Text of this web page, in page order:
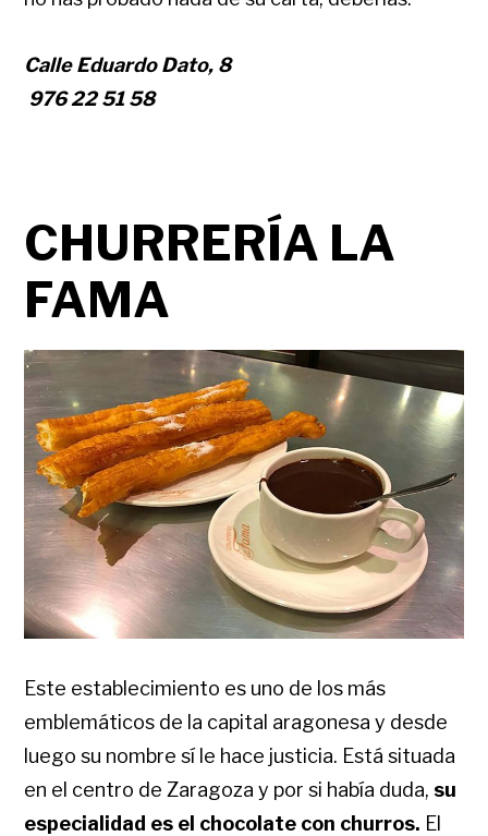
Calle Eduardo Dato, 8
976 22 51 58
CHURRERÍA LA
FAMA
Este establecimiento es uno de los más
emblemáticos de la capital aragonesa y desde
luego su nombre sí le hace justicia. Está situada
en el centro de Zaragoza y por si había duda, su
especialidad es el chocolate con churros. El